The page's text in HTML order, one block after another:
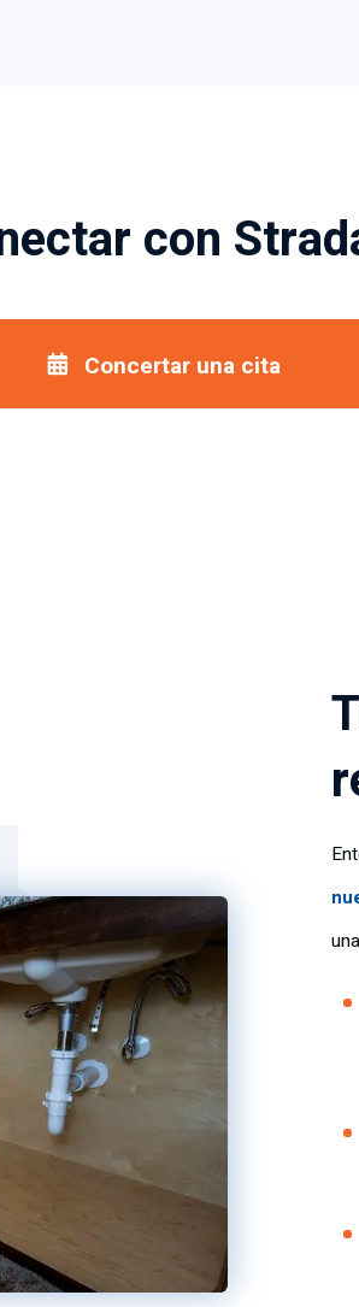
con
Concertar una cita